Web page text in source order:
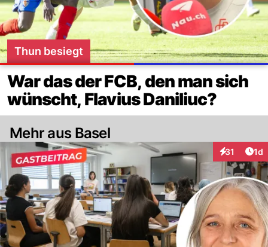
Thun besiegt
War das der FCB, den man sich
wünscht, Flavius Daniliuc?
Mehr aus Basel
31 1d